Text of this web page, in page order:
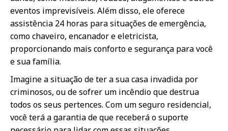
eventos imprevisíveis. Além disso, ele oferece
assistência 24 horas para situações de emergência,
como chaveiro, encanador e eletricista,
proporcionando mais conforto e segurança para você
e sua família.
Imagine a situação de ter a sua casa invadida por
criminosos, ou de sofrer um incêndio que destrua
todos os seus pertences. Com um seguro residencial,
você terá a garantia de que receberá o suporte